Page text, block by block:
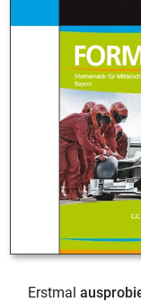
Erstmal